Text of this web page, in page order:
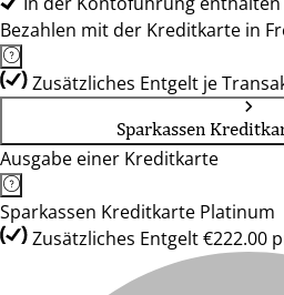
Bezahlen mit der Kreditkarte in
Zusätzliches Entgelt je
Sparkassen
Ausgabe einer Kreditkarte
Sparkassen Kreditkarte Platinum
Zusätzliches Entgelt €222.00